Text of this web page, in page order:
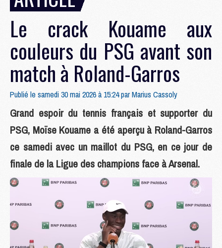
Le crack Kouame aux
couleurs du PSG avant son
match à Roland-Garros
Publié le samedi 30 mai 2026 à 15:24 parMarius Cassoly
Grand espoir du tennis français et supporter du
PSG, Moïse Kouame a été aperçu à Roland-Garros
ce samedi avec un maillot du PSG, en ce jour de
finale de la Ligue des champions face à Arsenal.